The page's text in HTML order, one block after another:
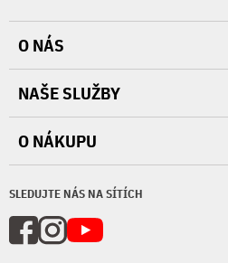
SLEDUJTE NÁS NA SÍTÍCH
O NÁS
NAŠE SLUŽBY
O NÁKUPU